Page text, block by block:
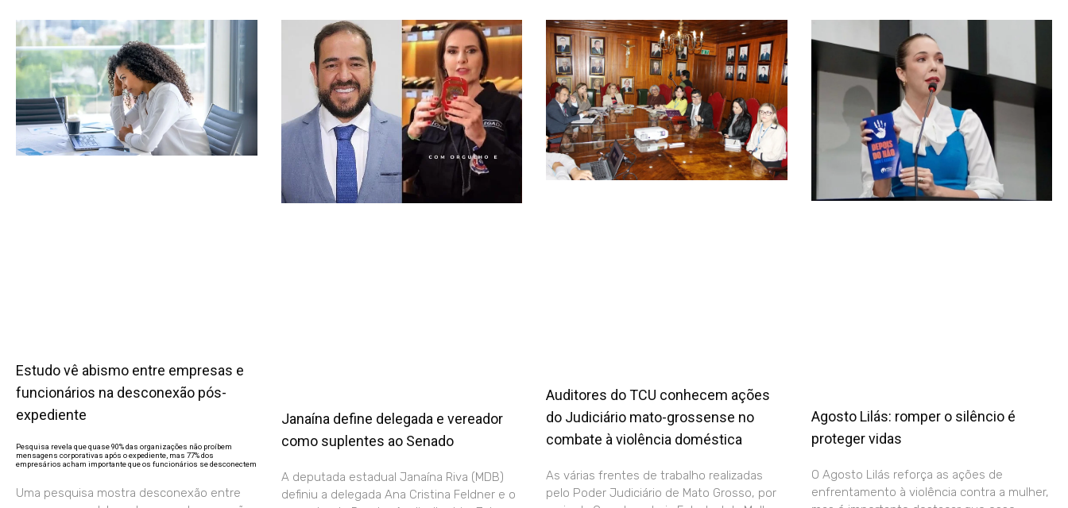
Estudo vê abismo entre empresas e
funcionários na desconexão pós-
expediente
Pesquisa revela que quase 90% das organizações não proíbem
mensagens corporativas após o expediente, mas 77% dos
empresários acham importante que os funcionários se desconectem
Uma pesquisa mostra desconexão entre
Janaína define delegada e vereador
como suplentes ao Senado
A deputada estadual Janaína Riva (MDB)
definiu a delegada Ana Cristina Feldner e o
Auditores do TCU conhecem ações
do Judiciário mato-grossense no
combate à violência doméstica
As várias frentes de trabalho realizadas
pelo Poder Judiciário de Mato Grosso, por
Agosto Lilás: romper o silêncio é
proteger vidas
O Agosto Lilás reforça as ações de
enfrentamento à violência contra a mulher,